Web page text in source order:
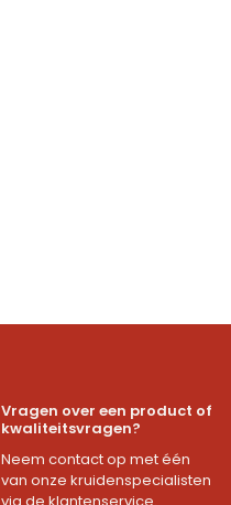
Vragen over een product of
kwaliteitsvragen?
Neem contact op met één
van onze kruidenspecialisten